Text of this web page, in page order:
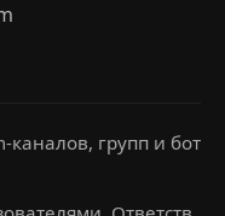
каналов, групп и бот